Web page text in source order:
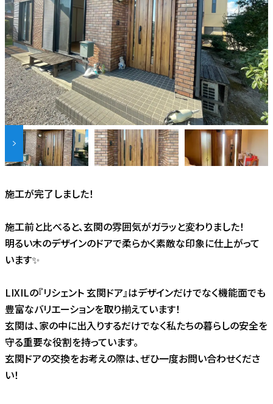
施工が完了しました！
施工前と比べると、玄関の雰囲気がガラッと変わりました！
明るい木のデザインのドアで柔らかく素敵な印象に仕上がって
います✨
LIXILの『リシェント 玄関ドア』はデザインだけでなく機能面でも
豊富なバリエーションを取り揃えています！
玄関は、家の中に出入りするだけでなく私たちの暮らしの安全を
守る重要な役割を持っています。
玄関ドアの交換をお考えの際は、ぜひ一度お問い合わせくださ
い！